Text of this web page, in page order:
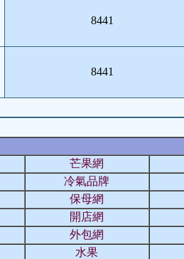
8441
8441
芒果網
冷氣品牌
保母網
開店網
外包網
水果